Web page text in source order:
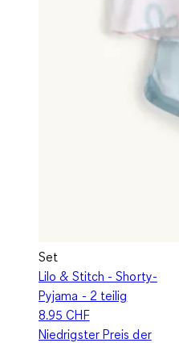
Set
Lilo & Stitch - Shorty-
Pyjama - 2 teilig
8.95 CHF
Niedrigster Preis der